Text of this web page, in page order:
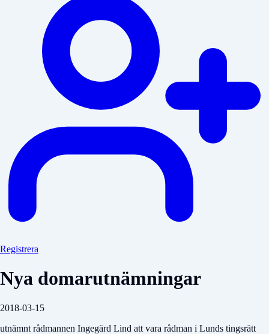
Registrera
Nya domarutnämningar
2018-03-15
utnämnt rådmannen Ingegärd Lind att vara rådman i Lunds tingsrätt